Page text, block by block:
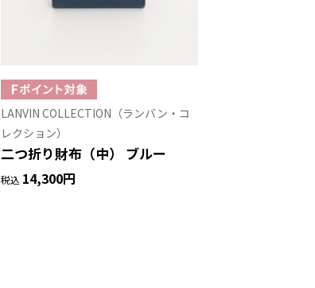
LANVIN COLLECTION（ランバン・コ
レクション）
二つ折り財布（中） ブルー
税込 14,300円